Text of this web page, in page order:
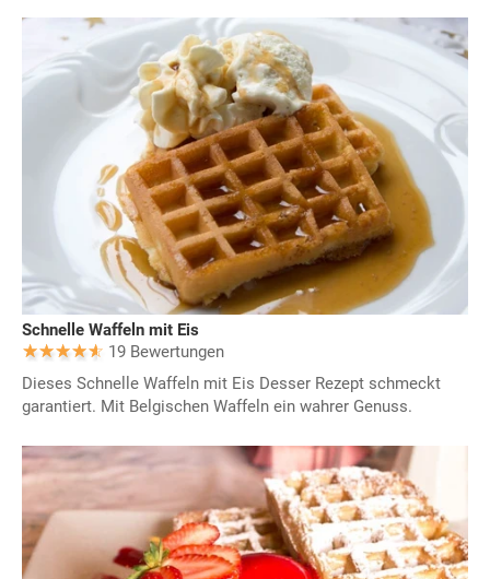
Schnelle Waffeln mit Eis
19 Bewertungen
Dieses Schnelle Waffeln mit Eis Desser Rezept schmeckt
garantiert. Mit Belgischen Waffeln ein wahrer Genuss.